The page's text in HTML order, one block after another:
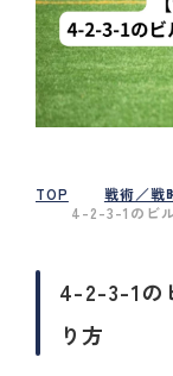
TOP 戦術／戦
4-2-3-1のビ
4-2-3-1の
り方